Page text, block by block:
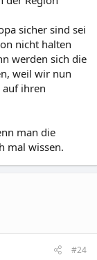
sicher sind sei
nicht halten
werden sich die
weil wir nun
ihren
man die
mal wissen.
#24